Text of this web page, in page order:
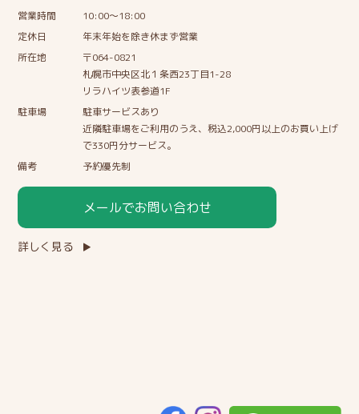
営業時間
10:00〜18:00
定休日
年末年始を除き休まず営業
所在地
〒064-0821
札幌市中央区北１条西23丁目1-28
リラハイツ表参道1F
駐車場
駐車サービスあり
近隣駐車場をご利用のうえ、税込2,000円以上のお買い上げ
で330円分サービス。
備考
予約優先制
メールでお問い合わせ
詳しく見る